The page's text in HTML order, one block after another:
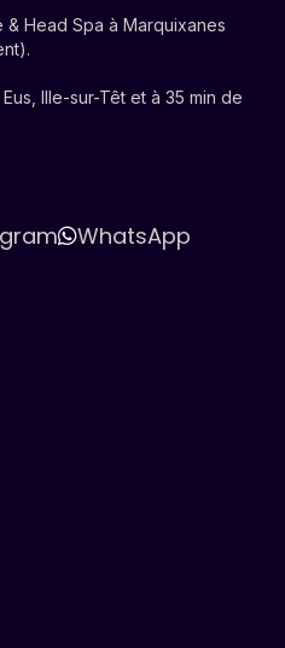
Head Spa à Marquixanes
Ille-sur-Têt et à 35 min de
WhatsApp